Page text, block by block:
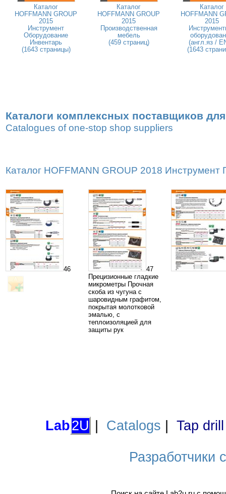
Каталог
HOFFMANN GROUP
2015
Инструмент
Оборудование
Инвентарь
(1643 страницы)
Каталог
HOFFMANN GROUP
2015
Производственная
мебель
(459 страниц)
Каталог
HOFFMANN
2015
(англ.яз /
(1643
Каталоги комплексных поставщиков
Catalogues of one-stop shop suppliers
Каталог HOFFMANN GROUP 2018
46
47
Прецизионные гладкие
микрометры Прочная
скоба из чугуна с
шаровидным графитом,
покрытая молотковой
эмалью, с
теплоизоляцией для
защиты рук
Lab2U Catalogs Tap
Разработчики